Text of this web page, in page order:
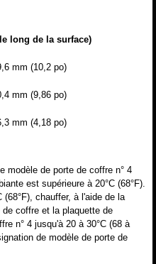
long de la surface)
mm (10,2 po)
mm (9,86 po)
mm (4,18 po)
modèle de porte de coffre n° 4
est supérieure à 20°C (68°F).
chauffer, à l'aide de la
coffre et la plaquette de
n° 4 jusqu'à 20 à 30°C (68 à
de modèle de porte de